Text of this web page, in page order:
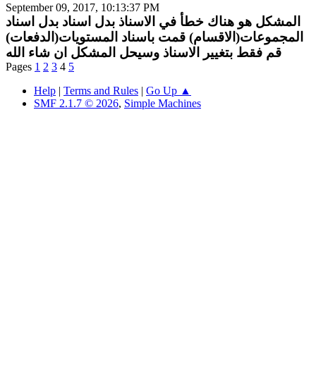
September 09, 2017, 10:13:37 PM
المشكل هو هناك خطأ في الاسناذ بدل اسناد بدل اسناد
المجموعات(الاقسام) قمت باسناد المستويات(الدفعات)
قم فقط بتغيير الاسناذ وسيحل المشكل ان شاء الله
Pages 1 2 3 4 5
Help | Terms and Rules | Go Up ▲
SMF 2.1.7 © 2026, Simple Machines